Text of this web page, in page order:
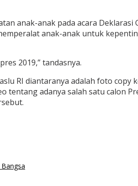
anak-anak pada acara Deklarasi
anak-anak untuk
2019,” tandasnya.
RI diantaranya adalah foto copy
tentang adanya salah satu calon